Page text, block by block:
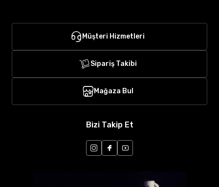
Müşteri Hizmetleri
Sipariş Takibi
Mağaza Bul
Bizi Takip Et